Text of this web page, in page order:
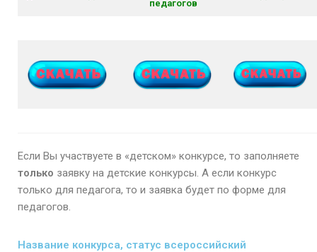
педагогов
Если Вы участвуете в «детском» конкурсе, то заполняете
только заявку на детские конкурсы. А если конкурс
только для педагога, то и заявка будет по форме для
педагогов.
Название конкурса, статус всероссийский